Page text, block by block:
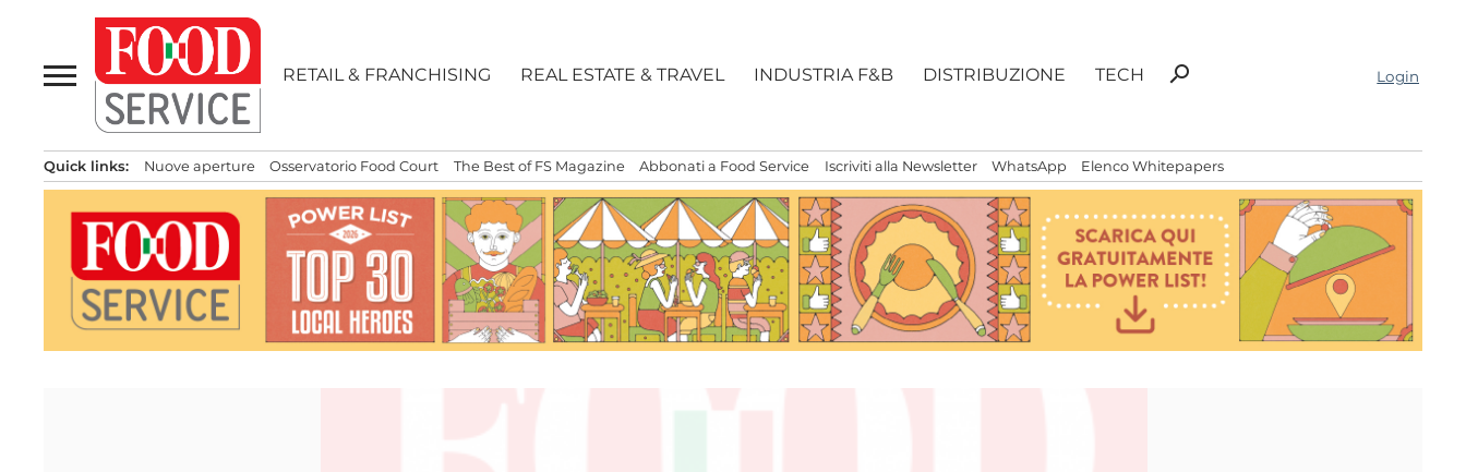
contenuto
RETAIL & FRANCHISING REAL ESTATE & TRAVEL INDUSTRIA F&B DISTRIBUZIONE TECH
Ricerca
search Login
Quick links: Nuove aperture Osservatorio Food Court The Best of FS Magazine Abbonati a Food Service Iscriviti alla Newsletter WhatsApp Elenco Whitepapers